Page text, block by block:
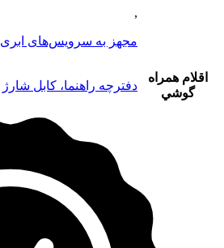
,
مجهز به سرویس‌های ابری iCloud
اقلام همراه
گوشي
دفترچه راهنما، کابل شارژ